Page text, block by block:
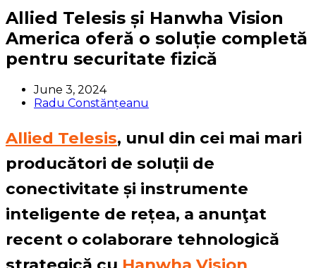
Allied Telesis și Hanwha Vision
America oferă o soluție completă
pentru securitate fizică
June 3, 2024
Radu Constănțeanu
Allied Telesis, unul din cei mai mari
producători de soluții de
conectivitate și instrumente
inteligente de rețea, a anunţat
recent o colaborare tehnologică